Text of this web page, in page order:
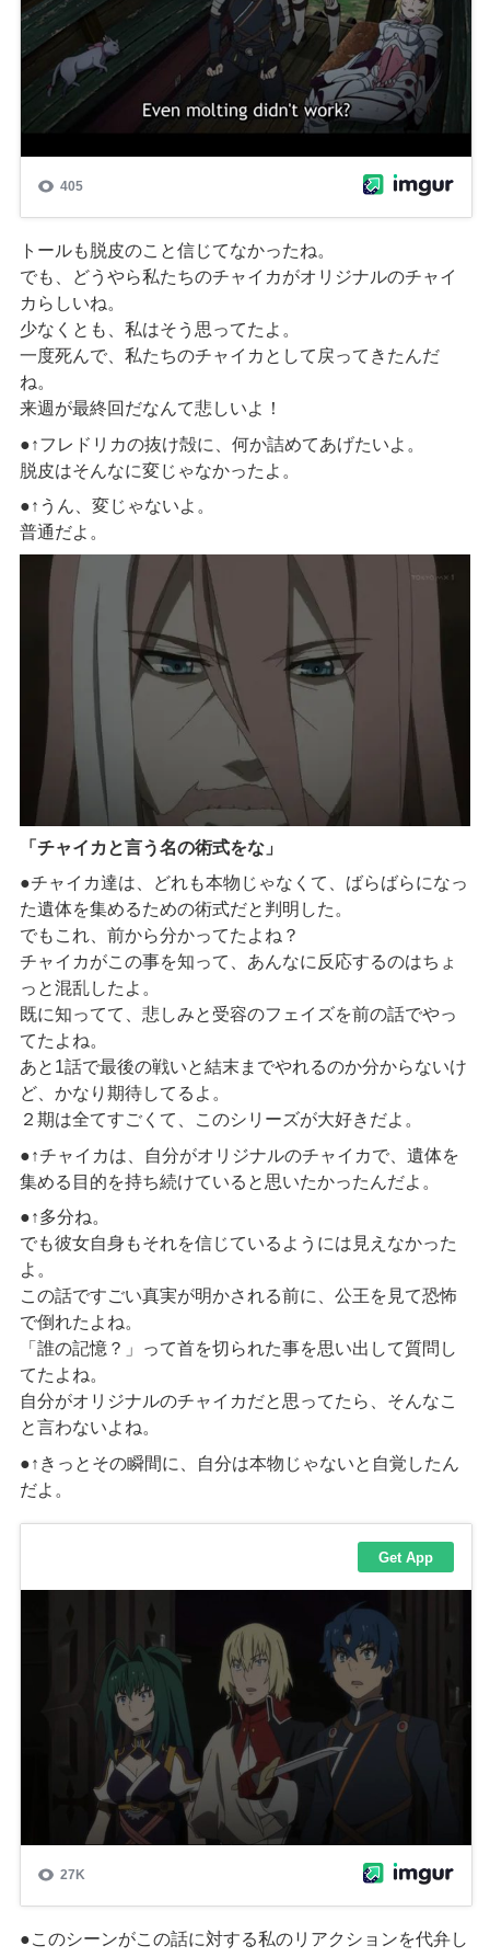
トールも脱皮のこと信じてなかったね。
でも、どうやら私たちのチャイカがオリジナルのチャイ
カらしいね。
少なくとも、私はそう思ってたよ。
一度死んで、私たちのチャイカとして戻ってきたんだ
ね。
来週が最終回だなんて悲しいよ！
●↑フレドリカの抜け殻に、何か詰めてあげたいよ。
脱皮はそんなに変じゃなかったよ。
●↑うん、変じゃないよ。
普通だよ。
「チャイカと言う名の術式をな」
●チャイカ達は、どれも本物じゃなくて、ばらばらになっ
た遺体を集めるための術式だと判明した。
でもこれ、前から分かってたよね？
チャイカがこの事を知って、あんなに反応するのはちょ
っと混乱したよ。
既に知ってて、悲しみと受容のフェイズを前の話でやっ
てたよね。
あと1話で最後の戦いと結末までやれるのか分からないけ
ど、かなり期待してるよ。
２期は全てすごくて、このシリーズが大好きだよ。
●↑チャイカは、自分がオリジナルのチャイカで、遺体を
集める目的を持ち続けていると思いたかったんだよ。
●↑多分ね。
でも彼女自身もそれを信じているようには見えなかった
よ。
この話ですごい真実が明かされる前に、公王を見て恐怖
で倒れたよね。
「誰の記憶？」って首を切られた事を思い出して質問し
てたよね。
自分がオリジナルのチャイカだと思ってたら、そんなこ
と言わないよね。
●↑きっとその瞬間に、自分は本物じゃないと自覚したん
だよ。
●このシーンがこの話に対する私のリアクションを代弁し